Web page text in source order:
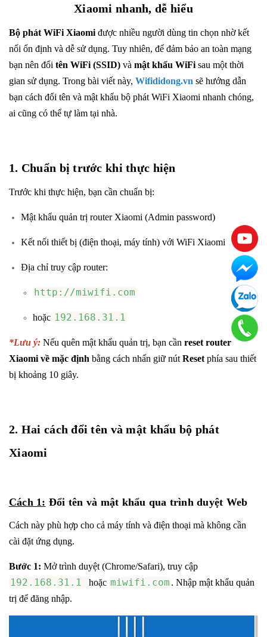
Xiaomi nhanh, dễ hiểu
Bộ phát WiFi Xiaomi được nhiều người dùng tin chọn nhờ kết
nối ổn định và dễ sử dụng. Tuy nhiên, để đảm bảo an toàn mạng
bạn nên đổi tên WiFi (SSID) và mật khẩu WiFi sau một thời
gian sử dụng. Trong bài viết này, Wifididong.vn sẽ hướng dẫn
bạn cách đổi tên và mật khẩu bộ phát WiFi Xiaomi nhanh chóng,
ai cũng có thể tự làm tại nhà.
1. Chuẩn bị trước khi thực hiện
Trước khi thực hiện, bạn cần chuẩn bị:
Mật khẩu quản trị router Xiaomi (Admin password)
Kết nối thiết bị (điện thoại, máy tính) với WiFi Xiaomi
Địa chỉ truy cập router:
http://miwifi.com
hoặc 192.168.31.1
*Lưu ý: Nếu quên mật khẩu quản trị, bạn cần reset router
Xiaomi về mặc định bằng cách nhấn giữ nút Reset phía sau thiết
bị khoảng 10 giây.
2. Hai cách đổi tên và mật khẩu bộ phát
Xiaomi
Cách 1: Đổi tên và mật khẩu qua trình duyệt Web
Cách này phù hợp cho cả máy tính và điện thoại mà không cần
cài đặt ứng dụng.
Bước 1: Mở trình duyệt (Chrome/Safari), truy cập
192.168.31.1 hoặc miwifi.com . Nhập mật khẩu quản
trị để đăng nhập.